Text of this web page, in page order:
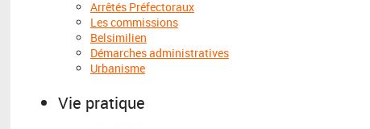
Arrêtés Préfectoraux
Les commissions
Belsimilien
Démarches administratives
Urbanisme
Vie pratique